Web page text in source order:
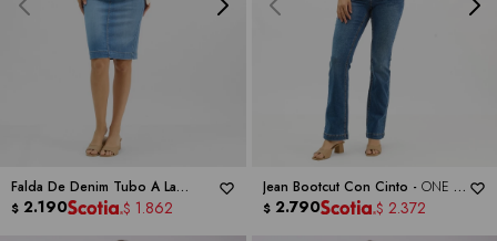
Falda De Denim Tubo A La
Rodilla -ONE 5 ONE
$ 2.190 $ 1.862
Jean Bootcut Con Cinto - ONE 5
ONE
$ 2.790 $ 2.372